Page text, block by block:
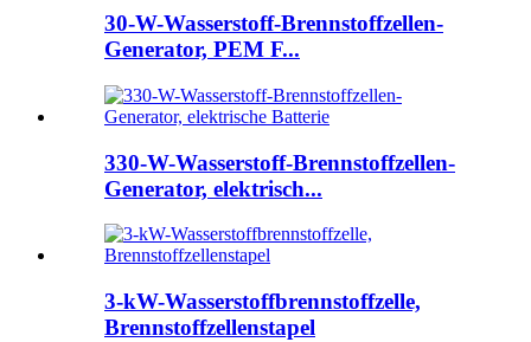
30-W-Wasserstoff-Brennstoffzellen-
Generator, PEM F...
330-W-Wasserstoff-Brennstoffzellen-
Generator, elektrisch...
3-kW-Wasserstoffbrennstoffzelle,
Brennstoffzellenstapel